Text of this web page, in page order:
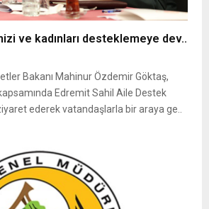
ve kadınları desteklemeye dev..
Bakanı Mahinur Özdemir Göktaş,
Edremit Sahil Aile Destek
ederek vatandaşlarla bir araya ge..